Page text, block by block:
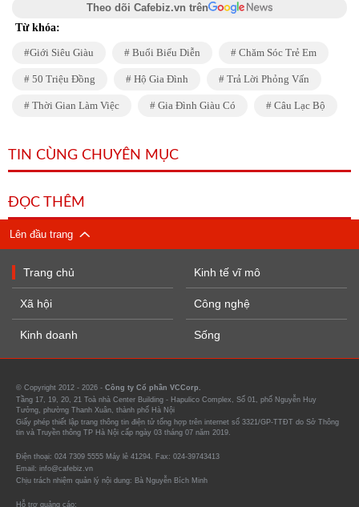
Theo dõi Cafebiz.vn trên
Từ khóa:
Giới Siêu Giàu Buổi Biểu Diễn Chăm Sóc Trẻ Em
50 Triệu Đồng Hộ Gia Đình Trả Lời Phỏng Vấn
Thời Gian Làm Việc Gia Đình Giàu Có Câu Lạc Bộ
TIN CÙNG CHUYÊN MỤC
ĐỌC THÊM
Lên đầu trang
Trang chủ
Xã hội
Kinh doanh
Kinh tế vĩ mô
Công nghệ
Sống
© Copyright 2012 - 2026 - Công ty Cổ phần VCCorp.
Tầng 17, 19, 20, 21 Toà nhà Center Building - Hapulico Complex, Số 01, phố Nguyễn Huy
Tưởng, phường Thanh Xuân, thành phố Hà Nội
Giấy phép thiết lập trang thông tin điện tử tổng hợp trên internet số 3321/GP-TTĐT do Sở Thông
tin và Truyền thông TP Hà Nội cấp ngày 03 tháng 07 năm 2019.
Điện thoại: 024 7309 5555 Máy lẻ 41294. Fax: 024-39743413
Email: info@cafebiz.vn
Chịu trách nhiệm quản lý nội dung: Bà Nguyễn Bích Minh
Hỗ trợ quảng cáo: